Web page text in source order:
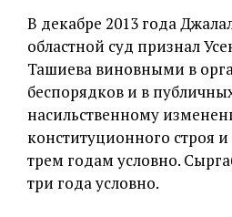
В декабре 2013 года
областной суд признал
Ташиева виновными в
беспорядков и в
насильственному
конституционного строя
трем годам условно.
три года условно.